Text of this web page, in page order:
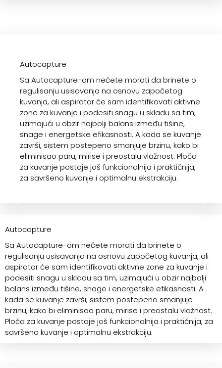
Autocapture
Sa Autocapture-om nećete morati da brinete o
regulisanju usisavanja na osnovu započetog
kuvanja, ali aspirator će sam identifikovati aktivne
zone za kuvanje i podesiti snagu u skladu sa tim,
uzimajući u obzir najbolji balans između tišine,
snage i energetske efikasnosti. A kada se kuvanje
završi, sistem postepeno smanjuje brzinu, kako bi
eliminisao paru, mirise i preostalu vlažnost. Ploča
za kuvanje postaje još funkcionalnija i praktičnija,
za savršeno kuvanje i optimalnu ekstrakciju.
Autocapture
Sa Autocapture-om nećete morati da brinete o
regulisanju usisavanja na osnovu započetog kuvanja, ali
aspirator će sam identifikovati aktivne zone za kuvanje i
podesiti snagu u skladu sa tim, uzimajući u obzir najbolji
balans između tišine, snage i energetske efikasnosti. A
kada se kuvanje završi, sistem postepeno smanjuje
brzinu, kako bi eliminisao paru, mirise i preostalu vlažnost.
Ploča za kuvanje postaje još funkcionalnija i praktičnija, za
savršeno kuvanje i optimalnu ekstrakciju.